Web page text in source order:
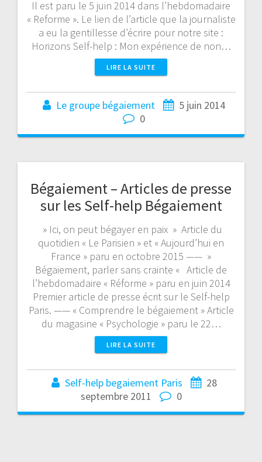
Il est paru le 5 juin 2014 dans l’hebdomadaire
« Reforme ». Le lien de l’article que la journaliste
a eu la gentillesse d’écrire pour notre site :
Horizons Self-help : Mon expérience de non…
LIRE LA SUITE
Le groupe bégaiement
5 juin 2014
0
Bégaiement – Articles de presse
sur les Self-help Bégaiement
» Ici, on peut bégayer en paix » Article du
quotidien « Le Parisien » et « Aujourd’hui en
France » paru en octobre 2015 —— »
Bégaiement, parler sans crainte « Article de
l’hebdomadaire « Réforme » paru en juin 2014
Premier article de presse écrit sur le Self-help
Paris. —— « Comprendre le bégaiement » Article
du magasine « Psychologie » paru le 22…
LIRE LA SUITE
Self-help begaiement Paris
28
septembre 2011
0